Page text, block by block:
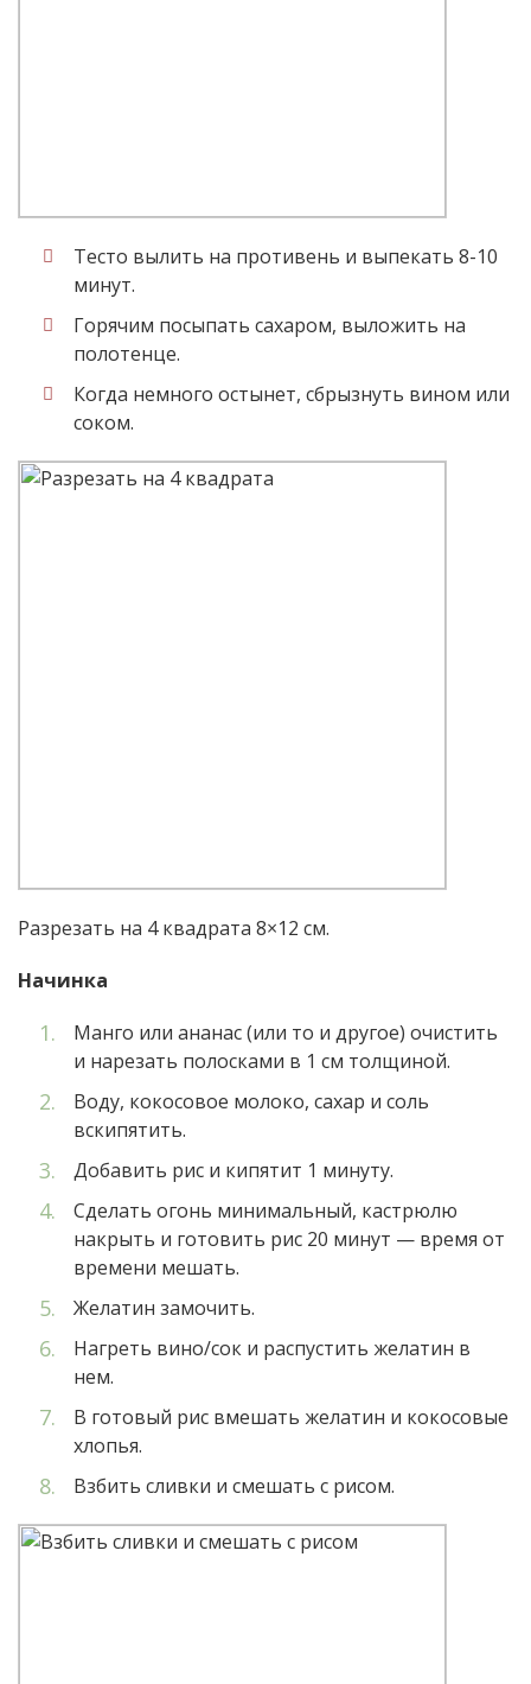
Тесто вылить на противень и выпекать 8-10
минут.
Горячим посыпать сахаром, выложить на
полотенце.
Когда немного остынет, сбрызнуть вином или
соком.
Разрезать на 4 квадрата 8×12 см.
Начинка
Манго или ананас (или то и другое) очистить
и нарезать полосками в 1 см толщиной.
Воду, кокосовое молоко, сахар и соль
вскипятить.
Добавить рис и кипятит 1 минуту.
Сделать огонь минимальный, кастрюлю
накрыть и готовить рис 20 минут — время от
времени мешать.
Желатин замочить.
Нагреть вино/сок и распустить желатин в
нем.
В готовый рис вмешать желатин и кокосовые
хлопья.
Взбить сливки и смешать с рисом.